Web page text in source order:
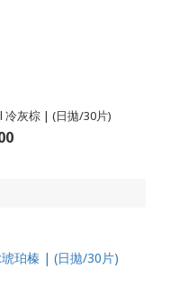
灰棕 | (日拋/30片)